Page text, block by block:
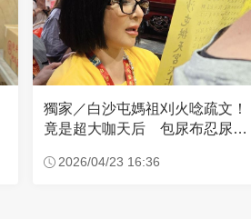
獨家／白沙屯媽祖刈火唸疏文！
竟是超大咖天后 包尿布忍尿5
2026/04/23 16:36